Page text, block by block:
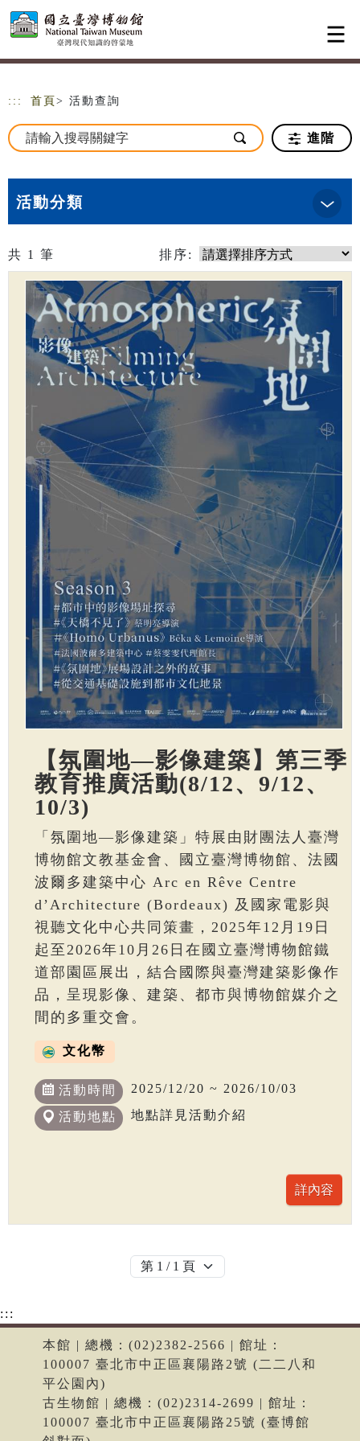
跳到主要內容
網站導覽
::: 首頁 > 活動查詢
進階
活動分類
共 1 筆 排序:
【氛圍地—影像建築】第三季
教育推廣活動(8/12、9/12、
10/3)
「氛圍地—影像建築」特展由財團法人臺灣
博物館文教基金會、國立臺灣博物館、法國
波爾多建築中心 Arc en Rêve Centre
d’Architecture (Bordeaux) 及國家電影與
視聽文化中心共同策畫，2025年12月19日
起至2026年10月26日在國立臺灣博物館鐵
道部園區展出，結合國際與臺灣建築影像作
品，呈現影像、建築、都市與博物館媒介之
間的多重交會。
文化幣
活動時間 2025/12/20 ~ 2026/10/03
活動地點 地點詳見活動介紹
:::
本館 | 總機：(02)2382-2566 | 館址：
100007 臺北市中正區襄陽路2號 (二二八和
平公園內)
古生物館 | 總機：(02)2314-2699 | 館址：
100007 臺北市中正區襄陽路25號 (臺博館